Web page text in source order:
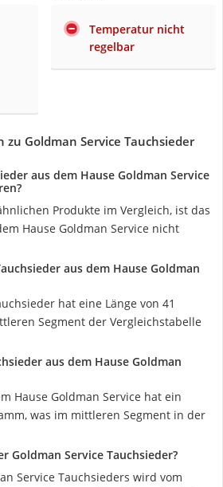
Temperatur nicht
regelbar
Goldman Service Tauchsieder
aus dem Hause Goldman Service
Produkte im Vergleich, ist das
Hause Goldman Service nicht
aus dem Hause Goldman
hat eine Länge von 41
Segment der Vergleichstabelle
aus dem Hause Goldman
Hause Goldman Service hat ein
was im mittleren Segment in der
Goldman Service Tauchsieder?
Service Tauchsieders wird vom